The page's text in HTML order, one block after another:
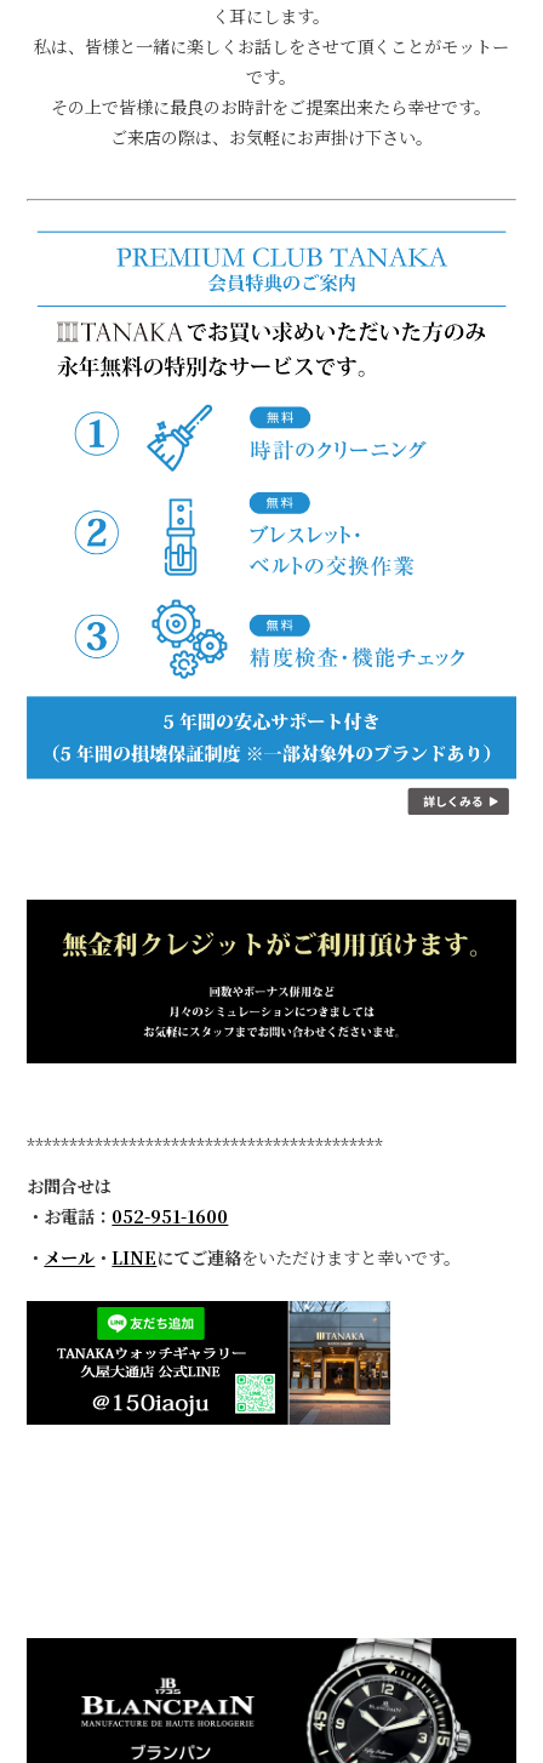
く耳にします。
私は、皆様と一緒に楽しくお話しをさせて頂くことがモットー
です。
その上で皆様に最良のお時計をご提案出来たら幸せです。
ご来店の際は、お気軽にお声掛け下さい。
******************************************
お問合せは
・お電話： 052-951-1600
・ メール ・LINEにてご連絡をいただけますと幸いです。